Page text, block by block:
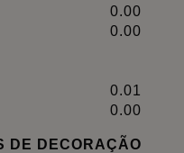
0.00
0.00
0.01
0.00
DE DECORAÇÃO